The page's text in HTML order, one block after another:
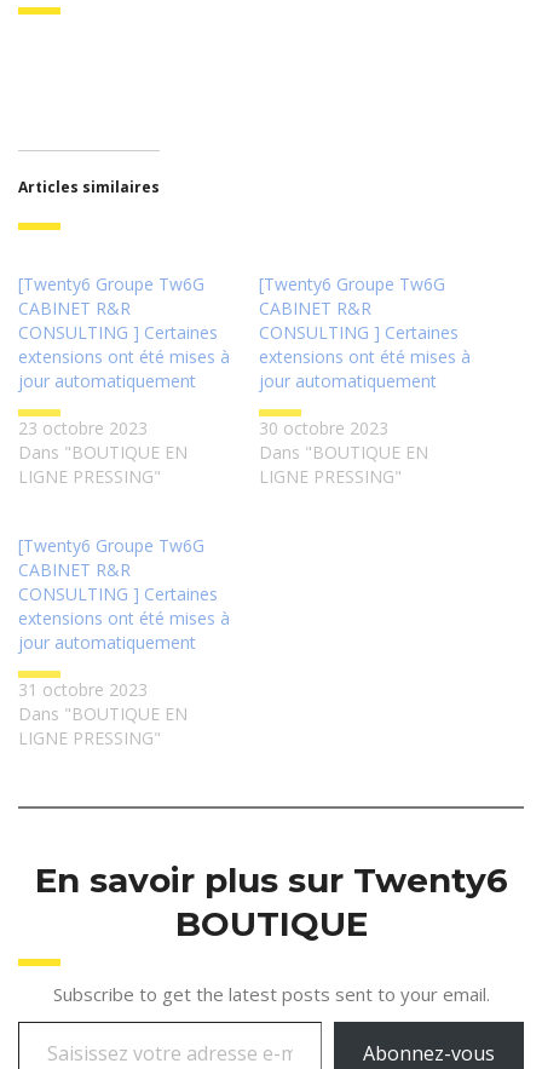
Articles similaires
[Twenty6 Groupe Tw6G
CABINET R&R
CONSULTING ] Certaines
extensions ont été mises à
jour automatiquement
23 octobre 2023
Dans "BOUTIQUE EN
LIGNE PRESSING"
[Twenty6 Groupe Tw6G
CABINET R&R
CONSULTING ] Certaines
extensions ont été mises à
jour automatiquement
30 octobre 2023
Dans "BOUTIQUE EN
LIGNE PRESSING"
[Twenty6 Groupe Tw6G
CABINET R&R
CONSULTING ] Certaines
extensions ont été mises à
jour automatiquement
31 octobre 2023
Dans "BOUTIQUE EN
LIGNE PRESSING"
En savoir plus sur Twenty6
BOUTIQUE
Subscribe to get the latest posts sent to your email.
Abonnez-vous